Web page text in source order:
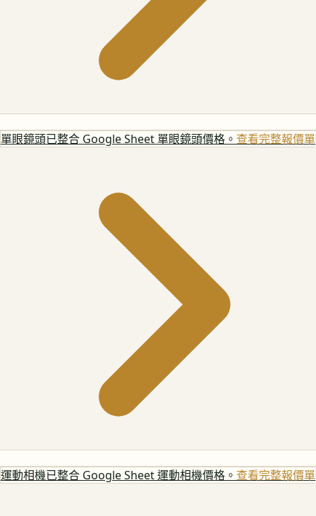
單眼鏡頭已整合 Google Sheet 單眼鏡頭價格。 查看完整報價單
運動相機已整合 Google Sheet 運動相機價格。 查看完整報價單